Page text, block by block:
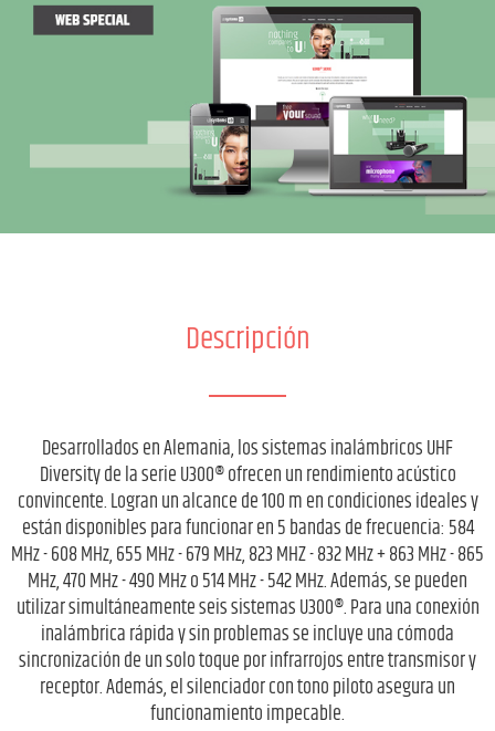
Descripción
Desarrollados en Alemania, los sistemas inalámbricos UHF
Diversity de la serie U300® ofrecen un rendimiento acústico
convincente. Logran un alcance de 100 m en condiciones ideales y
están disponibles para funcionar en 5 bandas de frecuencia: 584
MHz - 608 MHz, 655 MHz - 679 MHz, 823 MHZ - 832 MHz + 863 MHz - 865
MHz, 470 MHz - 490 MHz o 514 MHz - 542 MHz. Además, se pueden
utilizar simultáneamente seis sistemas U300®. Para una conexión
inalámbrica rápida y sin problemas se incluye una cómoda
sincronización de un solo toque por infrarrojos entre transmisor y
receptor. Además, el silenciador con tono piloto asegura un
funcionamiento impecable.